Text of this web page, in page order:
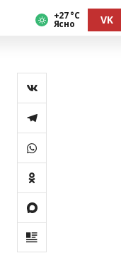
+27 °С
Ясно VK